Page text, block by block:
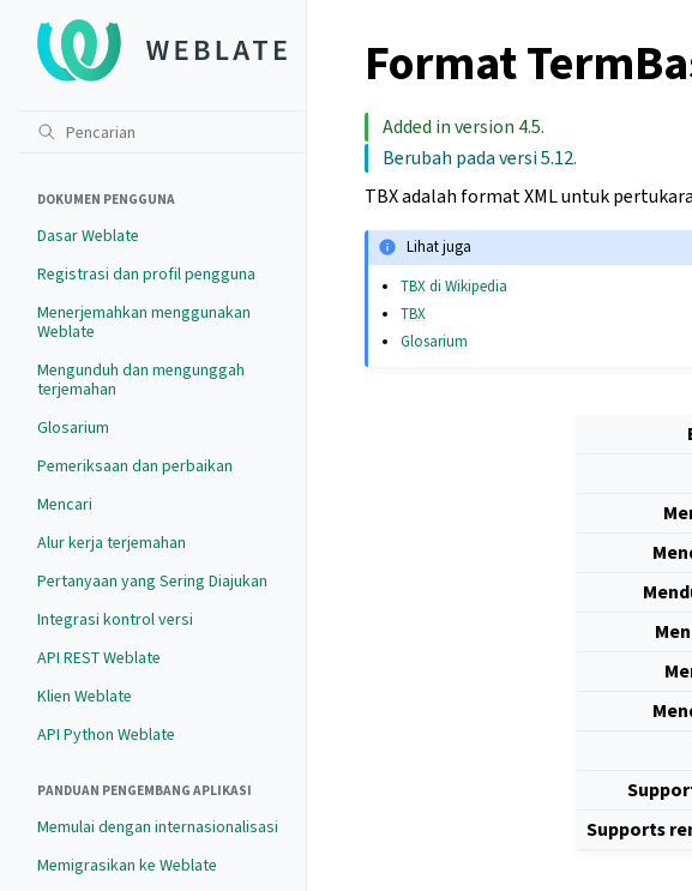
DOKUMEN PENGGUNA
Dasar Weblate
Registrasi dan profil pengguna
Menerjemahkan menggunakan
Weblate
Mengunduh dan mengunggah
terjemahan
Glosarium
Pemeriksaan dan perbaikan
Mencari
Alur kerja terjemahan
Pertanyaan yang Sering Diajukan
Integrasi kontrol versi
API REST Weblate
Klien Weblate
API Python Weblate
PANDUAN PENGEMBANG APLIKASI
Memulai dengan internasionalisasi
Memigrasikan ke Weblate
Format
Added in version 4.5.
Berubah pada versi 5.12.
TBX adalah format XML untuk
Lihat juga
TBX di Wikipedia
TBX
Glosarium
Supports